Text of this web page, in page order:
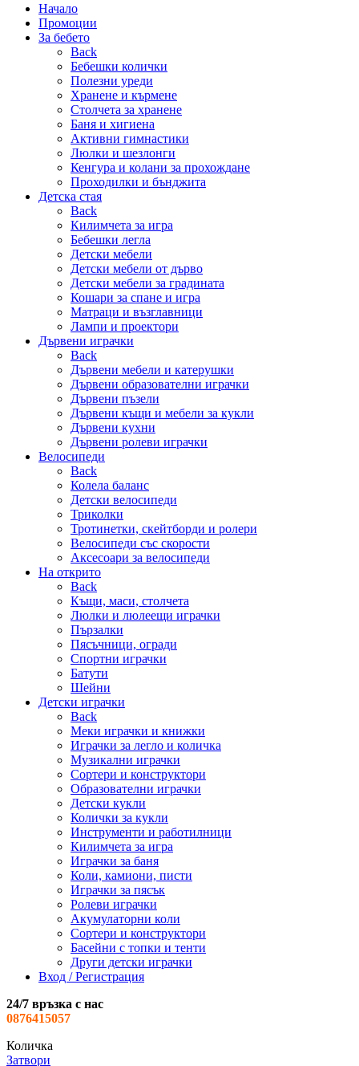
Начало
Промоции
За бебето
Back
Бебешки колички
Полезни уреди
Хранене и кърмене
Столчета за хранене
Баня и хигиена
Активни гимнастики
Люлки и шезлонги
Кенгура и колани за прохождане
Проходилки и бънджита
Детска стая
Back
Килимчета за игра
Бебешки легла
Детски мебели
Детски мебели от дърво
Детски мебели за градината
Кошари за спане и игра
Матраци и възглавници
Лампи и проектори
Дървени играчки
Back
Дървени мебели и катерушки
Дървени образователни играчки
Дървени пъзели
Дървени къщи и мебели за кукли
Дървени кухни
Дървени ролеви играчки
Велосипеди
Back
Колела баланс
Детски велосипеди
Триколки
Тротинетки, скейтборди и ролери
Велосипеди със скорости
Аксесоари за велосипеди
На открито
Back
Къщи, маси, столчета
Люлки и люлеещи играчки
Пързалки
Пясъчници, огради
Спортни играчки
Батути
Шейни
Детски играчки
Back
Меки играчки и книжки
Играчки за легло и количка
Музикални играчки
Сортери и конструктори
Образователни играчки
Детски кукли
Колички за кукли
Инструменти и работилници
Килимчета за игра
Играчки за баня
Коли, камиони, писти
Играчки за пясък
Ролеви играчки
Акумулаторни коли
Сортери и конструктори
Басейни с топки и тенти
Други детски играчки
Вход / Регистрация
24/7 връзка с нас
0876415057
Количка
Затвори